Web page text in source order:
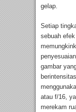
gelap.
Setiap
sebuah
gambar
atau f/16,
merekam